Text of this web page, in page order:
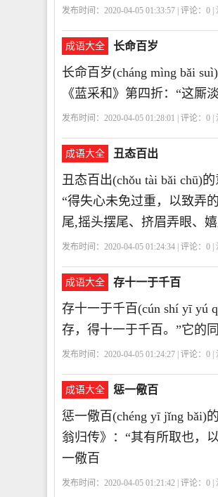
发布时间：2020-04-05 01:33:57 | 评论： 0 |
成语大全 长命百岁
长命百岁(cháng mìng bǎi
《蓝采和》第四折：“这厮
发布时间：2020-04-05 01:28:01 | 评论： 0 |
成语大全 丑态百出
丑态百出(chǒu tài bǎi chū)
“得失心未免过重，以致弄
尾,摇头摆尾、挤眉弄眼、
发布时间：2020-04-05 01:24:34 | 评论： 0 |
弄眼
嬉皮笑脸 CTBC 丑 态 百 出
成语大全 存十一于千百
存十一于千百(cún shí yī yú
存，得十一于千百。”它的
发布时间：2020-04-05 01:24:27 | 评论： 0 |
成语大全 惩一儆百
惩一儆百(chéng yī jǐng bǎi)
翁归传》：“其有所取也，
一儆百
发布时间：2020-04-05 01:21:42 | 评论： 0 |